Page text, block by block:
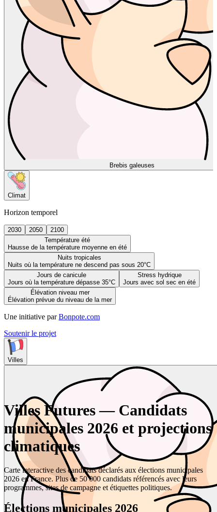
Brebis galeuses
Climat
Horizon temporel
2030 2050
2100
Température été
Hausse de la température moyenne en été
Nuits tropicales
Nuits où la température ne descend pas sous 20°C
Jours de canicule
Jours où la température dépasse 35°C
Stress hydrique
Jours avec sol sec en été
Élévation niveau mer
Élévation prévue du niveau de la mer
Une initiative par Bonpote.com
Soutenir le projet
Villes
Villes Futures — Candidats
municipales 2026 et projections
climatiques
Carte interactive des candidats déclarés aux élections municipales
2026 en France. Plus de 50 000 candidats référencés avec leurs
programmes, sites de campagne et étiquettes politiques.
Élections municipales 2026